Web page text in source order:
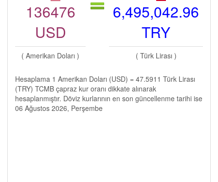
136476
USD
6,495,042.96
TRY
( Amerikan Doları ) ( Türk Lirası )
Hesaplama 1 Amerikan Doları (USD) = 47.5911 Türk Lirası
(TRY) TCMB çapraz kur oranı dikkate alınarak
hesaplanmıştır. Döviz kurlarının en son güncellenme tarihi ise
06 Ağustos 2026, Perşembe